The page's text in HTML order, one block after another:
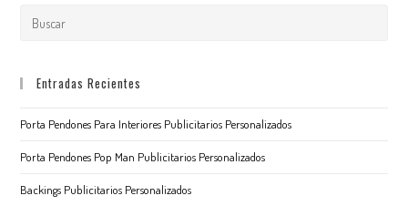
Entradas Recientes
Porta Pendones Para Interiores Publicitarios Personalizados
Porta Pendones Pop Man Publicitarios Personalizados
Backings Publicitarios Personalizados